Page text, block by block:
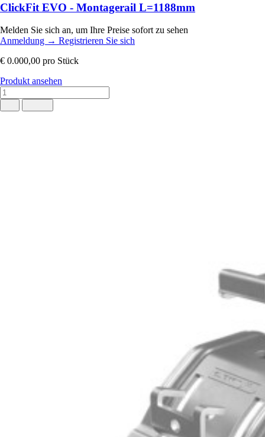
ClickFit EVO - Montagerail L=1188mm
Melden Sie sich an, um Ihre Preise sofort zu sehen
Anmeldung → Registrieren Sie sich
€ 0.000,00 pro Stück
Produkt ansehen